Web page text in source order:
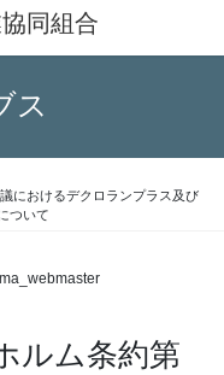
同組合
ス
におけるデクロランプラス及び
ついて
ルム条約第